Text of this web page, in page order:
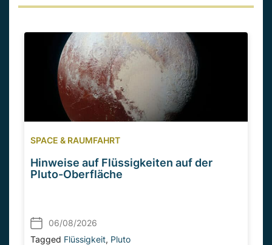
SPACE & RAUMFAHRT
Hinweise auf Flüssigkeiten auf der
Pluto-Oberfläche
06/08/2026
Tagged Flüssigkeit, Pluto